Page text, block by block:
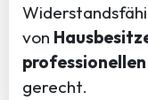
von
gerecht.